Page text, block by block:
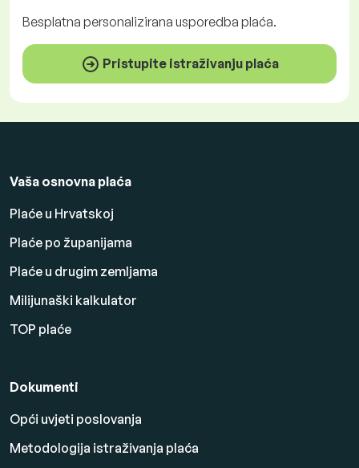
Besplatna personalizirana usporedba plaća.
Pristupite istraživanju plaća
Vaša osnovna plaća
Plaće u Hrvatskoj
Plaće po županijama
Plaće u drugim zemljama
Milijunaški kalkulator
TOP plaće
Dokumenti
Opći uvjeti poslovanja
Metodologija istraživanja plaća